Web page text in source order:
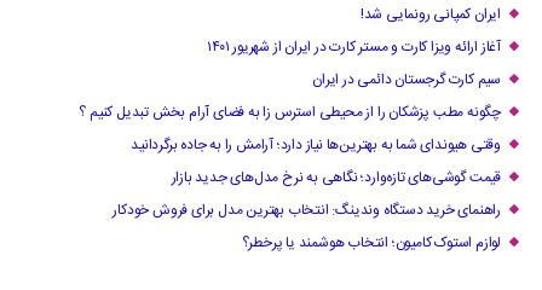
ایران کمپانی رونمایی شد!
آغاز ارائه ویزا کارت و مستر کارت در ایران از شهریور ۱۴۰۱
سیم کارت گرجستان دائمی در ایران
چگونه مطب پزشکان را از محیطی استرس زا به فضای آرام بخش تبدیل کنیم ؟
وقتی هیوندای شما به بهترین‌ها نیاز دارد؛ آرامش را به جاده برگردانید
قیمت گوشی‌های تازه‌وارد؛ نگاهی به نرخ مدل‌های جدید بازار
راهنمای خرید دستگاه وندینگ: انتخاب بهترین مدل برای فروش خودکار
لوازم استوک کامیون؛ انتخاب هوشمند یا پرخطر؟